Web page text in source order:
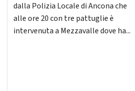
dalla Polizia Locale di Ancona che
alle ore 20 con tre pattuglie è
intervenuta a Mezzavalle dove ha...